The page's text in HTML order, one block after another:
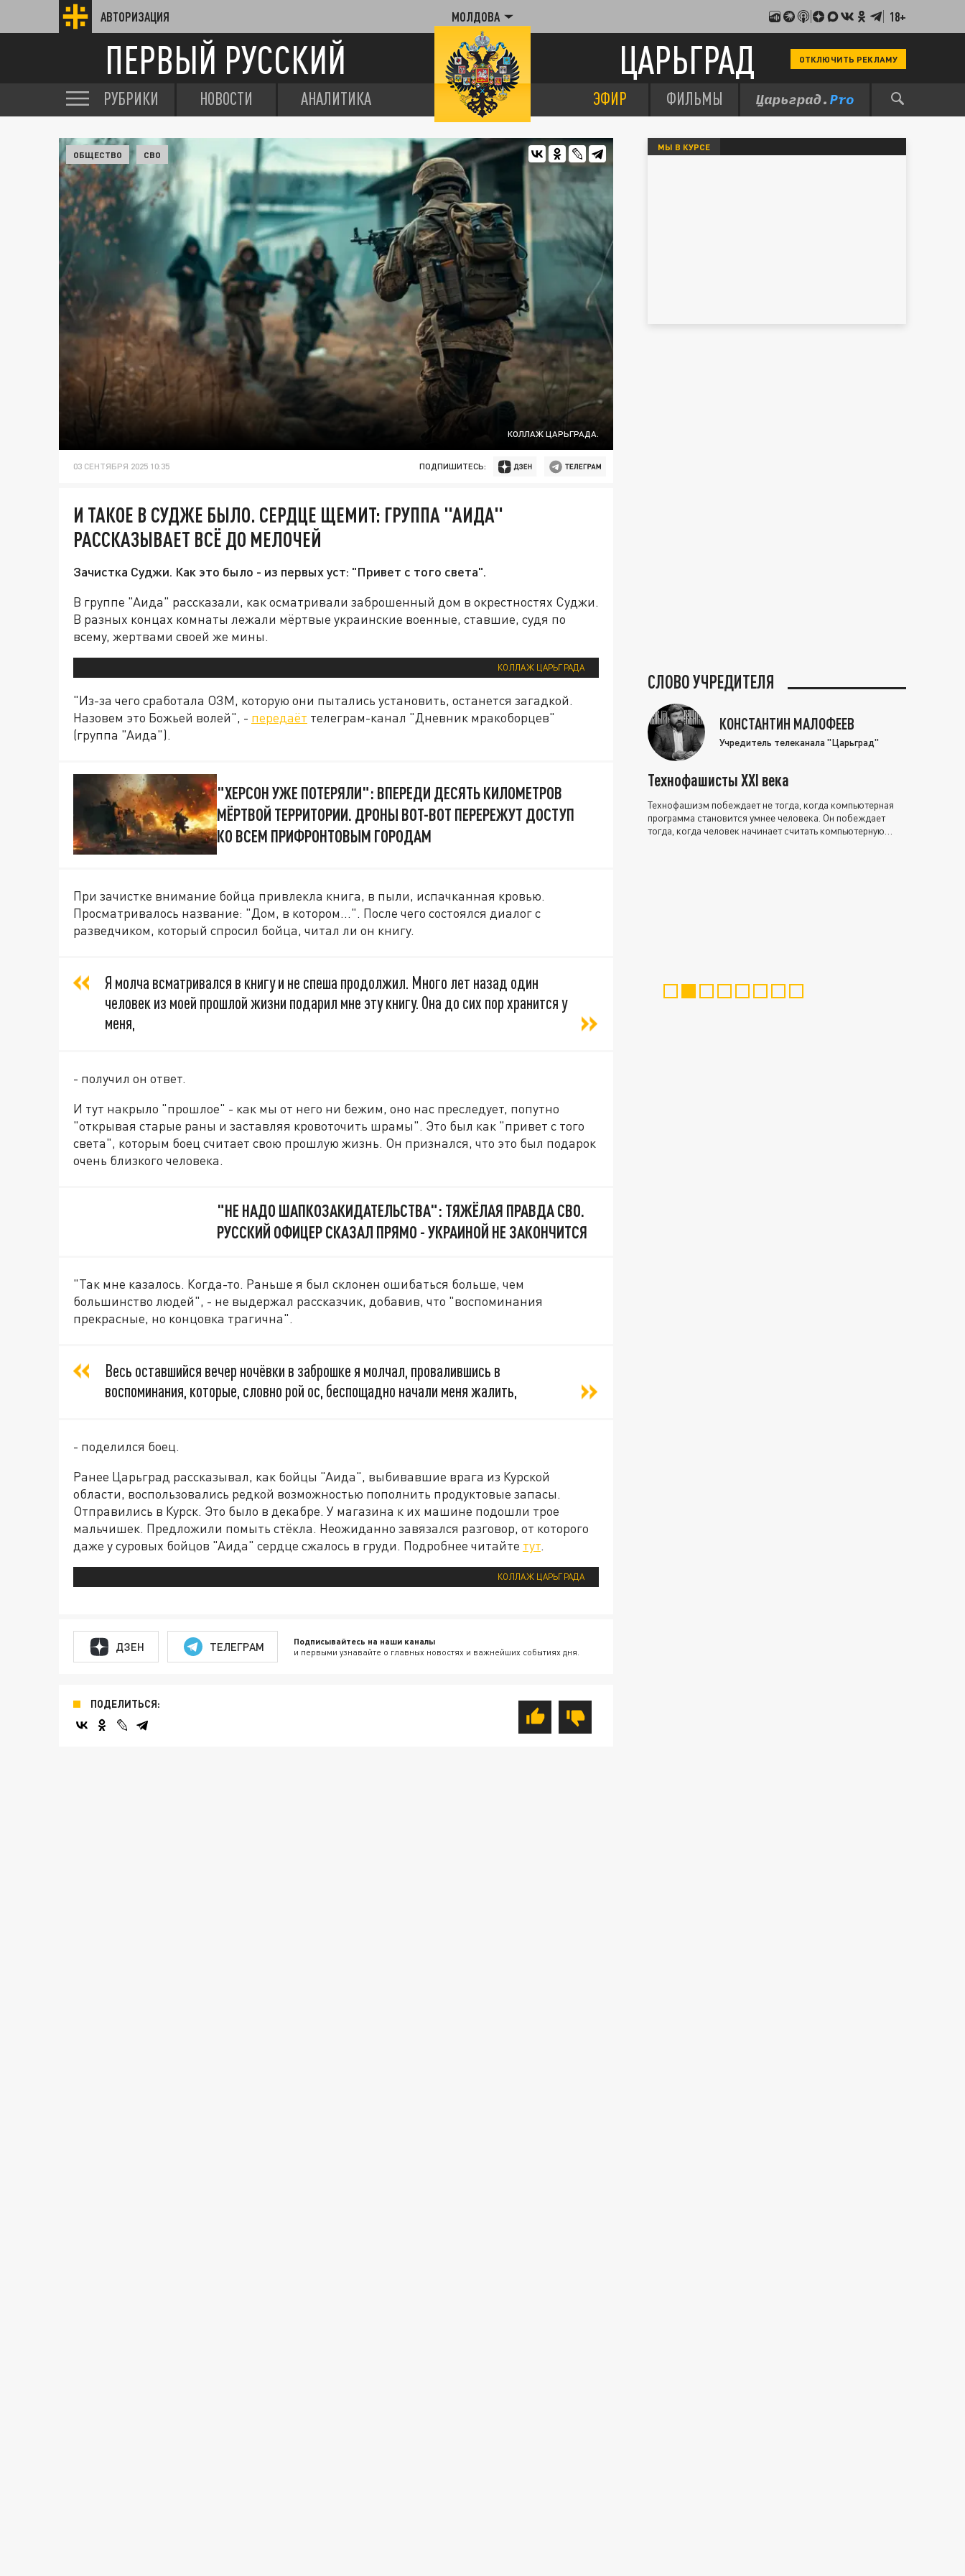
АВТОРИЗАЦИЯ МОЛДОВА 18+
ПЕРВЫЙ РУССКИЙ ЦАРЬГРАД ОТКЛЮЧИТЬ РЕКЛАМУ
РУБРИКИ НОВОСТИ АНАЛИТИКА ЭФИР ФИЛЬМЫ
КОЛЛАЖ ЦАРЬГРАДА.
ОБЩЕСТВО СВО
03 СЕНТЯБРЯ 2025 10:35 ПОДПИШИТЕСЬ:
И ТАКОЕ В СУДЖЕ БЫЛО. СЕРДЦЕ ЩЕМИТ: ГРУППА "АИДА"
РАССКАЗЫВАЕТ ВСЁ ДО МЕЛОЧЕЙ
Зачистка Суджи. Как это было - из первых уст: "Привет с того света".
В группе "Аида" рассказали, как осматривали заброшенный дом в окрестностях Суджи.
В разных концах комнаты лежали мёртвые украинские военные, ставшие, судя по
всему, жертвами своей же мины.
КОЛЛАЖ ЦАРЬГРАДА
"Из-за чего сработала ОЗМ, которую они пытались установить, останется загадкой.
Назовем это Божьей волей", - передаёт телеграм-канал "Дневник мракоборцев"
(группа "Аида").
"ХЕРСОН УЖЕ ПОТЕРЯЛИ": ВПЕРЕДИ ДЕСЯТЬ КИЛОМЕТРОВ
МЁРТВОЙ ТЕРРИТОРИИ. ДРОНЫ ВОТ-ВОТ ПЕРЕРЕЖУТ ДОСТУП
КО ВСЕМ ПРИФРОНТОВЫМ ГОРОДАМ
При зачистке внимание бойца привлекла книга, в пыли, испачканная кровью.
Просматривалось название: "Дом, в котором...". После чего состоялся диалог с
разведчиком, который спросил бойца, читал ли он книгу.
Я молча всматривался в книгу и не спеша продолжил. Много лет назад один
человек из моей прошлой жизни подарил мне эту книгу. Она до сих пор хранится у
меня,
- получил он ответ.
И тут накрыло "прошлое" - как мы от него ни бежим, оно нас преследует, попутно
"открывая старые раны и заставляя кровоточить шрамы". Это был как "привет с того
света", которым боец считает свою прошлую жизнь. Он признался, что это был подарок
очень близкого человека.
"НЕ НАДО ШАПКОЗАКИДАТЕЛЬСТВА": ТЯЖЁЛАЯ ПРАВДА СВО.
РУССКИЙ ОФИЦЕР СКАЗАЛ ПРЯМО - УКРАИНОЙ НЕ ЗАКОНЧИТСЯ
"Так мне казалось. Когда-то. Раньше я был склонен ошибаться больше, чем
большинство людей", - не выдержал рассказчик, добавив, что "воспоминания
прекрасные, но концовка трагична".
Весь оставшийся вечер ночёвки в заброшке я молчал, провалившись в
воспоминания, которые, словно рой ос, беспощадно начали меня жалить,
- поделился боец.
Ранее Царьград рассказывал, как бойцы "Аида", выбивавшие врага из Курской
области, воспользовались редкой возможностью пополнить продуктовые запасы.
Отправились в Курск. Это было в декабре. У магазина к их машине подошли трое
мальчишек. Предложили помыть стёкла. Неожиданно завязался разговор, от которого
даже у суровых бойцов "Аида" сердце сжалось в груди. Подробнее читайте тут.
КОЛЛАЖ ЦАРЬГРАДА
ДЗЕН ТЕЛЕГРАМ Подписывайтесь на наши каналы
и первыми узнавайте о главных новостях и важнейших событиях дня.
ПОДЕЛИТЬСЯ:
МЫ В КУРСЕ
СЛОВО УЧРЕДИТЕЛЯ
КОНСТАНТИН МАЛОФЕЕВ
Учредитель телеканала "Царьград"
Технофашисты XXI века
Технофашизм побеждает не тогда, когда компьютерная
программа становится умнее человека. Он побеждает
тогда, когда человек начинает считать компьютерную